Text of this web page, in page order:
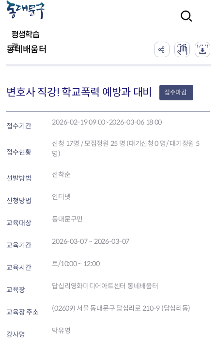
평생학습
관
동네배움터
변호사 직강! 학교폭력 예방과 대비 접수마감
접수기간 2026-02-19 09:00~2026-03-06 18:00
접수현황
신청 17명 / 모집정원 25 명 (대기신청 0 명/ 대기정원 5
명)
선발방법 선착순
신청방법 인터넷
교육대상 동대문구민
교육기간 2026-03-07 ~ 2026-03-07
교육시간 토/10:00 ~ 12:00
교육장 답십리영화미디어아트센터 동네배움터
교육장 주소 (02609) 서울 동대문구 답십리로 210-9 (답십리동)
강사명 박유영